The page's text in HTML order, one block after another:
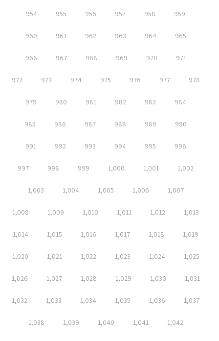
954 955 956 957 958 959
960 961 962 963 964 965
966 967 968 969 970 971
972 973 974 975 976 977 978
979 980 981 982 983 984
985 986 987 988 989 990
991 992 993 994 995 996
997 998 999 1,000 1,001 1,002
1,003 1,004 1,005 1,006 1,007
1,008 1,009 1,010 1,011 1,012 1,013
1,014 1,015 1,016 1,017 1,018 1,019
1,020 1,021 1,022 1,023 1,024 1,025
1,026 1,027 1,028 1,029 1,030 1,031
1,032 1,033 1,034 1,035 1,036 1,037
1,038 1,039 1,040 1,041 1,042